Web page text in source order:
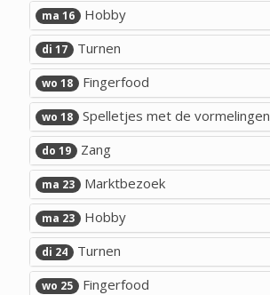
ma 16 Hobby
di 17 Turnen
wo 18 Fingerfood
wo 18 Spelletjes met de vormelingen
do 19 Zang
ma 23 Marktbezoek
ma 23 Hobby
di 24 Turnen
wo 25 Fingerfood